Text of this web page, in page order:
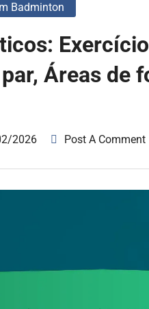
Badminton
Áreas de
2026 Post A Comment